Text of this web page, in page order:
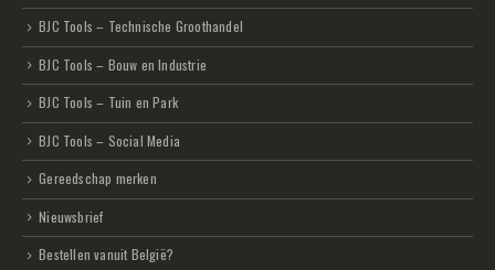
BJC Tools – Technische Groothandel
BJC Tools – Bouw en Industrie
BJC Tools – Tuin en Park
BJC Tools – Social Media
Gereedschap merken
Nieuwsbrief
Bestellen vanuit België?